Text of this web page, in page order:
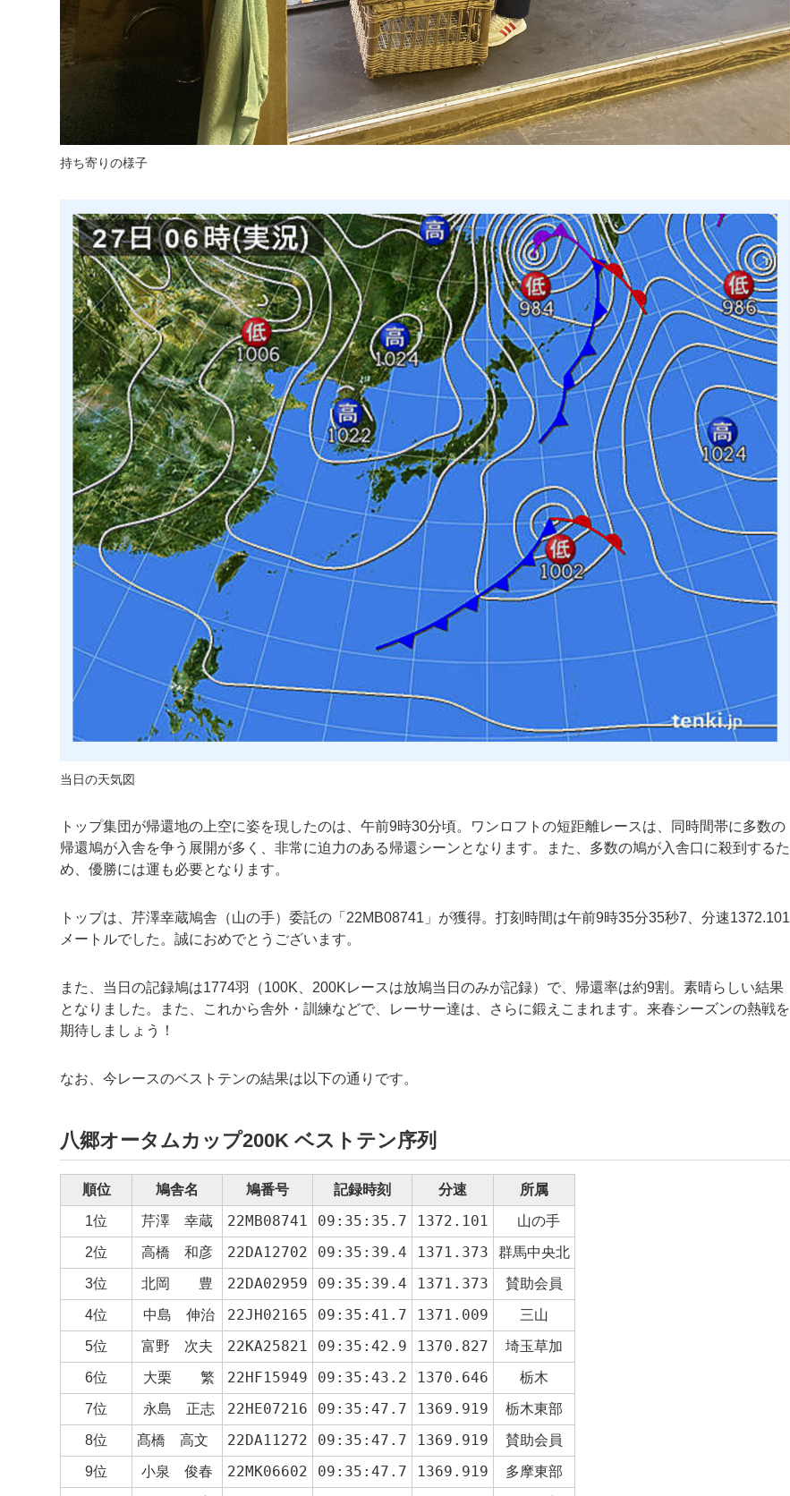
持ち寄りの様子
当日の天気図
トップ集団が帰還地の上空に姿を現したのは、午前9時30分頃。ワンロフトの短距離レースは、同時間帯に多数の
帰還鳩が入舎を争う展開が多く、非常に迫力のある帰還シーンとなります。また、多数の鳩が入舎口に殺到するた
め、優勝には運も必要となります。
トップは、芹澤幸蔵鳩舎（山の手）委託の「22MB08741」が獲得。打刻時間は午前9時35分35秒7、分速1372.101
メートルでした。誠におめでとうございます。
また、当日の記録鳩は1774羽（100K、200Kレースは放鳩当日のみが記録）で、帰還率は約9割。素晴らしい結果
となりました。また、これから舎外・訓練などで、レーサー達は、さらに鍛えこまれます。来春シーズンの熱戦を
期待しましょう！
なお、今レースのベストテンの結果は以下の通りです。
八郷オータムカップ200K ベストテン序列
順位 鳩舎名 鳩番号 記録時刻 分速 所属
1位 芹澤　幸蔵 22MB08741 09:35:35.7 1372.101 山の手
2位 高橋　和彦 22DA12702 09:35:39.4 1371.373 群馬中央北
3位 北岡　　豊 22DA02959 09:35:39.4 1371.373 賛助会員
4位 中島 伸治 22JH02165 09:35:41.7 1371.009 三山
5位 富野　次夫 22KA25821 09:35:42.9 1370.827 埼玉草加
6位 大栗 繁 22HF15949 09:35:43.2 1370.646 栃木
7位 永島 正志 22HE07216 09:35:47.7 1369.919 栃木東部
8位 髙橋　高文 22DA11272 09:35:47.7 1369.919 賛助会員
9位 小泉　俊春 22MK06602 09:35:47.7 1369.919 多摩東部